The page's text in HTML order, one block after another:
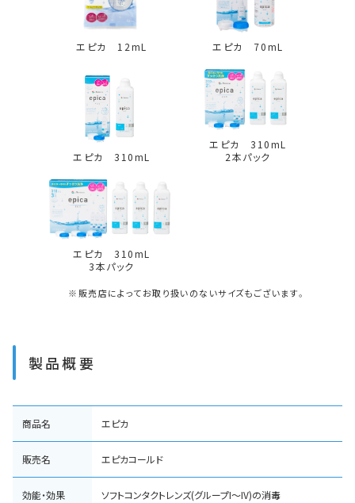
エピカ 12mL エピカ 70mL
エピカ 310mL
エピカ 310mL
2本パック
エピカ 310mL
3本パック
※販売店によってお取り扱いのないサイズもございます。
製品概要
商品名 エピカ
販売名 エピカコールド
効能・効果 ソフトコンタクトレンズ(グループI～IV)の消毒